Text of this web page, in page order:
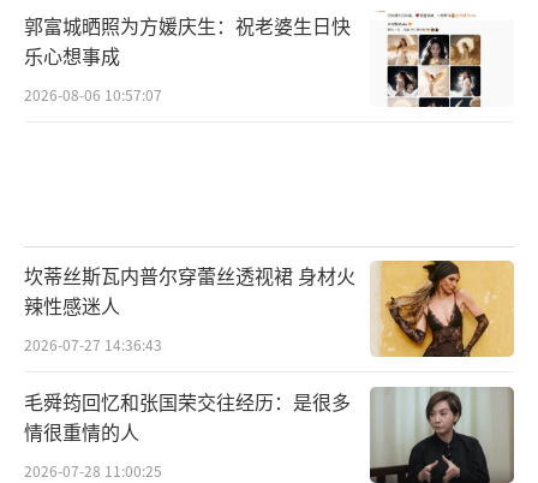
郭富城晒照为方媛庆生：祝老婆生日快
乐心想事成
2026-08-06 10:57:07
坎蒂丝斯瓦内普尔穿蕾丝透视裙 身材火
辣性感迷人
2026-07-27 14:36:43
毛舜筠回忆和张国荣交往经历：是很多
情很重情的人
2026-07-28 11:00:25